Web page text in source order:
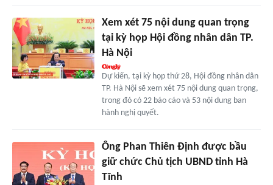
Xem xét 75 nội dung quan trọng
tại kỳ họp Hội đồng nhân dân TP.
Hà Nội
Dự kiến, tại kỳ họp thứ 28, Hội đồng nhân dân
TP. Hà Nội sẽ xem xét 75 nội dung quan trọng,
trong đó có 22 báo cáo và 53 nội dung ban
hành nghị quyết.
Ông Phan Thiên Định được bầu
giữ chức Chủ tịch UBND tỉnh Hà
Tĩnh